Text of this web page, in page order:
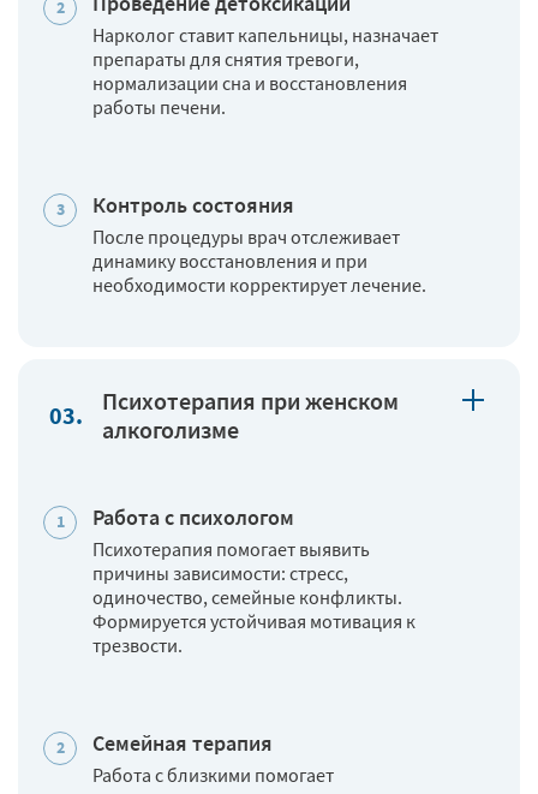
Нарколог ставит капельницы, назначает
препараты для снятия тревоги,
нормализации сна и восстановления
работы печени.
Контроль состояния
После процедуры врач отслеживает
динамику восстановления и при
необходимости корректирует лечение.
Психотерапия при женском
алкоголизме
Работа с психологом
Психотерапия помогает выявить
причины зависимости: стресс,
одиночество, семейные конфликты.
Формируется устойчивая мотивация к
трезвости.
Семейная терапия
Работа с близкими помогает